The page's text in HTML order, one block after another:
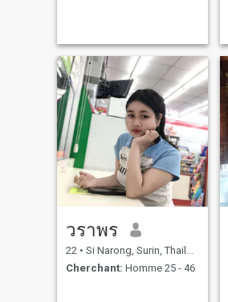
วราพร
22 • Si Narong, Surin, Thailande
Cherchant: Homme 25 - 46